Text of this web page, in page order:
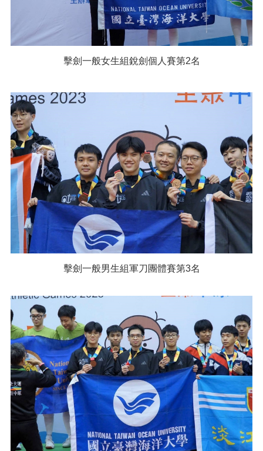
擊劍一般女生組銳劍個人賽第2名
擊劍一般男生組軍刀團體賽第3名